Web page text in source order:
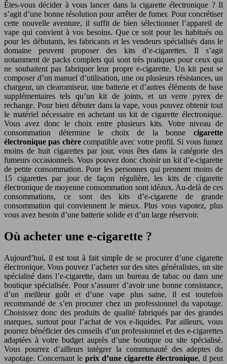
Êtes-vous décider à vous lancer dans la cigarette électronique ? Il
s’agit d’une bonne résolution pour arrêter de fumer. Pour concrétiser
cette nouvelle aventure, il suffit de bien sélectionner l’appareil de
vape qui convient à vos besoins. Que ce soit pour les habitués ou
pour les débutants, les fabricants et les vendeurs spécialisés dans le
domaine peuvent proposer des kits d’e-cigarettes. Il s’agit
notamment de packs complets qui sont très pratiques pour ceux qui
ne souhaitent pas fabriquer leur propre e-cigarette. Un kit peut se
composer d’un manuel d’utilisation, une ou plusieurs résistances, un
chargeur, un clearomiseur, une batterie et d’autres éléments de base
supplémentaires tels qu’un kit de joints, et un verre pyrex de
rechange. Pour bien débuter dans la vape, vous pouvez obtenir tout
le matériel nécessaire en achetant un kit de cigarette électronique.
Vous avez donc le choix entre plusieurs kits. Votre niveau de
consommation détermine le choix de la bonne cigarette
électronique pas chèrecompatible avec votre profil. Si vous fumez
moins de huit cigarettes par jour, vous êtes dans la catégorie des
fumeurs occasionnels. Vous pouvez donc choisir un kit d’e-cigarette
de petite consommation. Pour les personnes qui prennent moins de
15 cigarettes par jour de façon régulière, les kits de cigarette
électronique de moyenne consommation sont idéaux. Au-delà de ces
consommations, ce sont des kits d’e-cigarette de grande
consommation qui conviennent le mieux. Plus vous vapotez, plus
vous avez besoin d’une batterie solide et d’un large réservoir.
Où acheter une e-cigarette ?
Aujourd’hui, il est tout à fait simple de se procurer d’une cigarette
électronique. Vous pouvez l’acheter sur des sites généralistes, un site
spécialisé dans l’e-cigarette, dans un bureau de tabac ou dans une
boutique spécialisée. Pour s’assurer d’avoir une bonne consistance,
d’un meilleur goût et d’une vape plus saine, il est toutefois
recommandé de s’en procurer chez un professionnel du vapotage.
Choisissez donc des produits de qualité fabriqués par des grandes
marques, surtout pour l’achat de vos e-liquides. Par ailleurs, vous
pourrez bénéficier des conseils d’un professionnel et des e-cigarettes
adaptées à votre budget auprès d’une boutique ou site spécialisé.
Vous pourrez d’ailleurs intégrer la communauté des adeptes du
vapotage. Concernant le prix d’une cigarette électronique, il peut